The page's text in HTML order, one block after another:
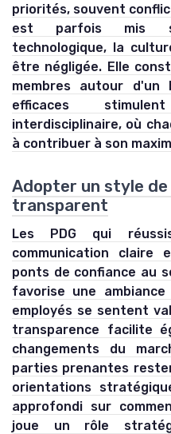
priorités, souvent
est parfois mis
technologique, la
être négligée. Elle
membres autour d'un
efficaces
interdisciplinaire, où
à contribuer à son
Adopter un style
transparent
Les PDG qui
communication claire
ponts de confiance au
favorise une
employés se sentent
transparence facilite
changements du
parties prenantes
orientations
approfondi sur
joue un rôle